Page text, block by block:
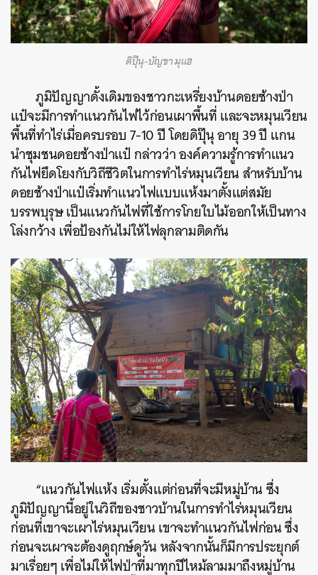
ดิปุ๊นุ-บัญชา มุแฮ
ภูมิปัญญาดั้งเดิมของชาวกะเหรี่ยงบ้านดอยช้างป่า
แป๋จะมีการทำแนวกันไฟไว้ก่อนเผาพื้นที่ และจะหมุนเวียน
พื้นที่ทำไร่เมื่อครบรอบ 7-10 ปี โดยดิปุ๊นุ อายุ 39 ปี แกน
นำชุมชนดอยช้างป่าแป๋ กล่าวว่า องค์ความรู้การทำแนว
กันไฟยึดโยงกับวิถีชีวิตในการทำไร่หมุนเวียน สำหรับบ้าน
ดอยช้างป่าแป๋เริ่มทำแนวไฟแบบแห้งมาตั้งแต่สมัย
บรรพบุรุษ เป็นแนวกันไฟที่ใช้การโกยใบไม้ออกให้เป็นทาง
โล่งกว้าง เพื่อป้องกันไม่ให้ไฟลุกลามติดกัน
“แนวกันไฟแห้ง เริ่มตั้งแต่ก่อนที่จะมีหมู่บ้าน ซึ่ง
ภูมิปัญญานี้อยู่ในวิถีของชาวบ้านในการทำไร่หมุนเวียน
ก่อนที่เขาจะเผาไร่หมุนเวียน เขาจะทำแนวกันไฟก่อน ซึ่ง
ก่อนจะเผาจะต้องดูฤกษ์ดูวัน หลังจากนั้นก็มีการประยุกต์
มาเรื่อยๆ เพื่อไม่ให้ไฟป่าที่มาทุกปีไหม้ลามมาถึงหมู่บ้าน